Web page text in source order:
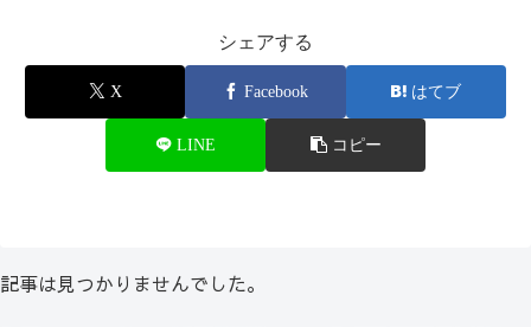
シェアする
X Facebook はてブ
LINE コピー
記事は見つかりませんでした。